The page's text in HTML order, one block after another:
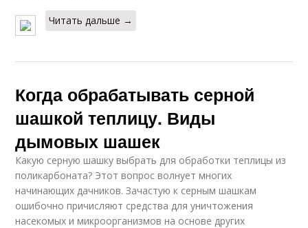
Читать дальше →
Когда обрабатывать серной
шашкой теплицу. Виды
дымовых шашек
Какую серную шашку выбрать для обработки теплицы из
поликарбоната? Этот вопрос волнует многих
начинающих дачников. Зачастую к серным шашкам
ошибочно причисляют средства для уничтожения
насекомых и микроорганизмов на основе других